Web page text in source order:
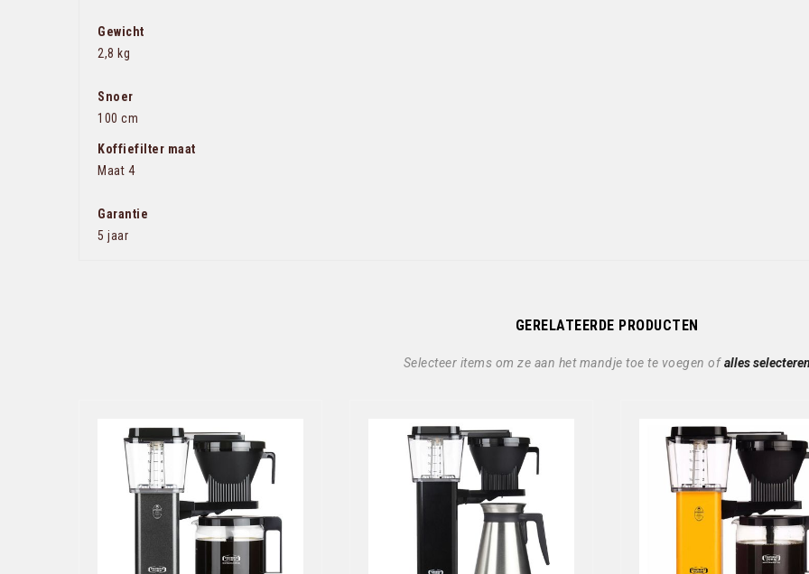
Gewicht
2,8 kg
Snoer
100 cm
Koffiefilter maat
Maat 4
Garantie
5 jaar
GERELATEERDE PRODUCTEN
Selecteer items om ze aan het mandje toe te voegen ofalles